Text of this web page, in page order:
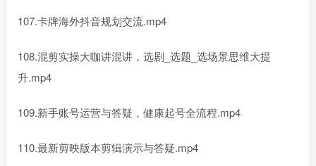
107.卡牌海外抖音规划交流.mp4
108.混剪实操大咖讲混讲，选剧_选题_选场景思维大提
升.mp4
109.新手账号运营与答疑，健康起号全流程.mp4
110.最新剪映版本剪辑演示与答疑.mp4